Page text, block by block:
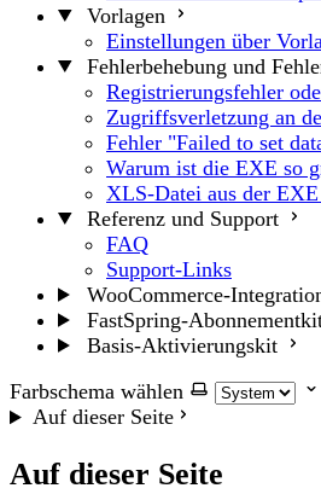
Vorlagen
Einstellungen über
Fehlerbehebung und
Registrierungsfehler
Zugriffsverletzung an
Fehler "Failed to set
Warum ist die EXE so
XLS-Datei aus der
Referenz und Support
FAQ
Support-Links
WooCommerce-
FastSpring-
Basis-Aktivierungskit
Farbschema wählen
Auf dieser Seite
Auf dieser Seite